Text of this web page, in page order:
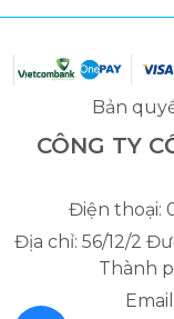
Bản
CÔNG TY
Điện thoại:
Địa chỉ: 56/12/2
Thành